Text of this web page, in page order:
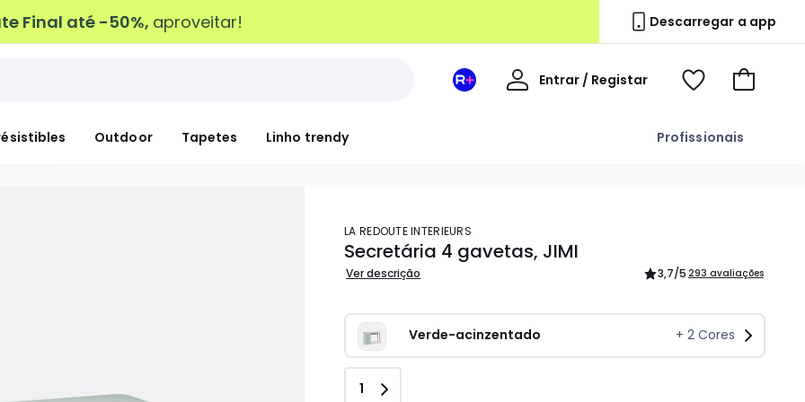
Final até -50%, aproveitar! Descarregar a app
Outdoor Tapetes Linho trendy Profissionais
Espaço
Entrar / Registar
Voir
Ir
carrinho
LA REDOUTE INTERIEURS
Secretária 4 gavetas, JIMI
Ver descrição 3,7/5 293 avaliações
Verde-acinzentado + 2Cores
Quantidade
1